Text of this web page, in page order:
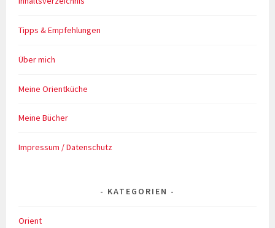
Tipps & Empfehlungen
Über mich
Meine Orientküche
Meine Bücher
Impressum / Datenschutz
KATEGORIEN
Orient